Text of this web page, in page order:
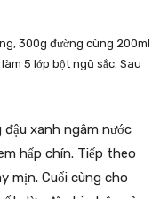
300g đường cùng 200ml
5 lớp bột ngũ sắc. Sau
đậu xanh ngâm nước
hấp chín. Tiếp theo
mịn. Cuối cùng cho